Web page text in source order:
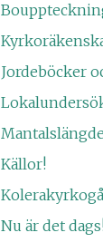
Jordeböcker
Källor!
Nu är det